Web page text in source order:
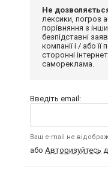
Не
лексики, погроз
порівняння з
безпідставні
компанії і / або
сторонні
самореклама.
Введіть email:
Ваш e-mail не
або Авторизуйтесь